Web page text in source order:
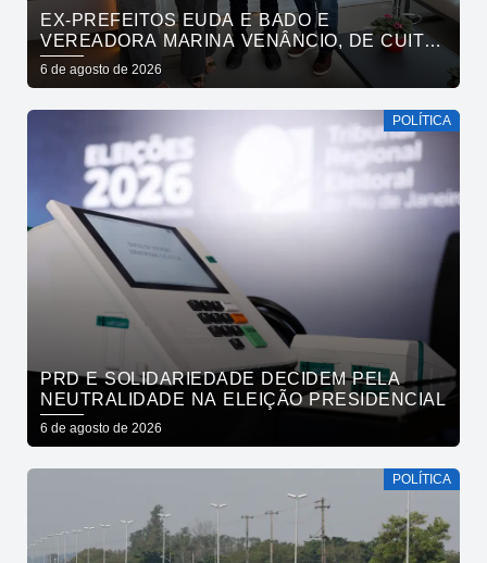
EX-PREFEITOS EUDA E BADO E
VEREADORA MARINA VENÂNCIO, DE CUITÉ,
REAFIRMAM APOIO A CÍCERO, VENEZIANO E
ANDRÉ GADELHA
6 de agosto de 2026
POLÍTICA
PRD E SOLIDARIEDADE DECIDEM PELA
NEUTRALIDADE NA ELEIÇÃO PRESIDENCIAL
6 de agosto de 2026
POLÍTICA